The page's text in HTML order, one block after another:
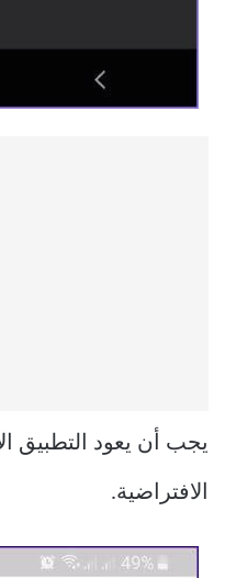
يجب أن يعود التطبيق
الافتراضية.